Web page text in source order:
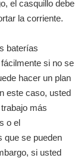
el casquillo debe
la corriente.
baterías
si no se
hacer un plan
este caso, usted
más
o el
que se pueden
si usted